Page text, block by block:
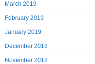
March 2019
February 2019
January 2019
December 2018
November 2018